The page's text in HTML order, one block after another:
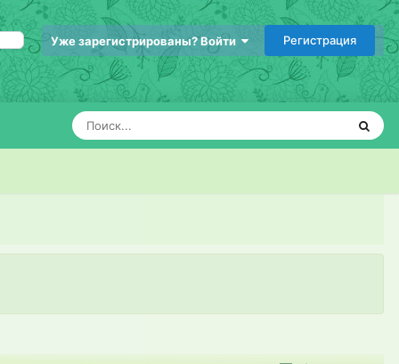
Уже зарегистрированы? Войти Регистрация